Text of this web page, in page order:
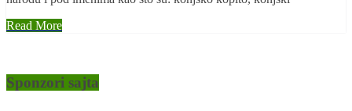
Read More
Sponzori sajta